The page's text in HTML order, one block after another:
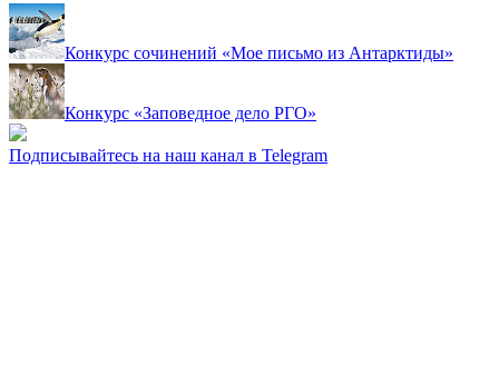
Конкурс сочинений «Мое письмо из Антарктиды»
Конкурс «Заповедное дело РГО»
Подписывайтесь на наш канал в Telegram